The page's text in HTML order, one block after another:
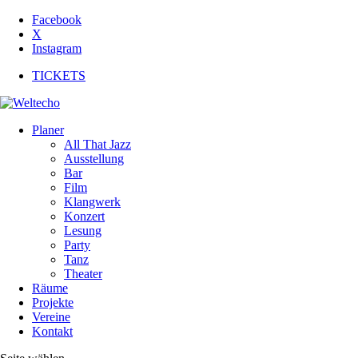
Facebook
X
Instagram
TICKETS
Planer
All That Jazz
Ausstellung
Bar
Film
Klangwerk
Konzert
Lesung
Party
Tanz
Theater
Räume
Projekte
Vereine
Kontakt